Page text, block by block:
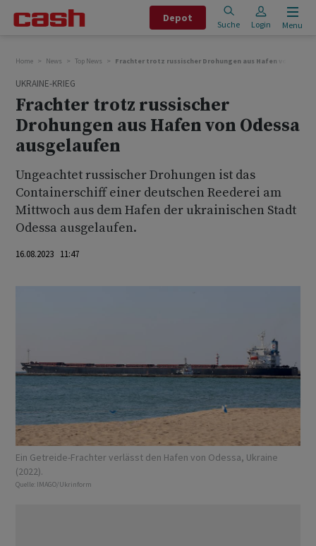
Depot
Suche Login Menu
Home News Top News Frachter trotz russischer Drohungen aus Hafen von
UKRAINE-KRIEG
Frachter trotz russischer
Drohungen aus Hafen von Odessa
ausgelaufen
Ungeachtet russischer Drohungen ist das
Containerschiff einer deutschen Reederei am
Mittwoch aus dem Hafen der ukrainischen Stadt
Odessa ausgelaufen.
16.08.2023 11:47
Ein Getreide-Frachter verlässt den Hafen von Odessa, Ukraine
(2022).
Quelle: IMAGO/Ukrinform